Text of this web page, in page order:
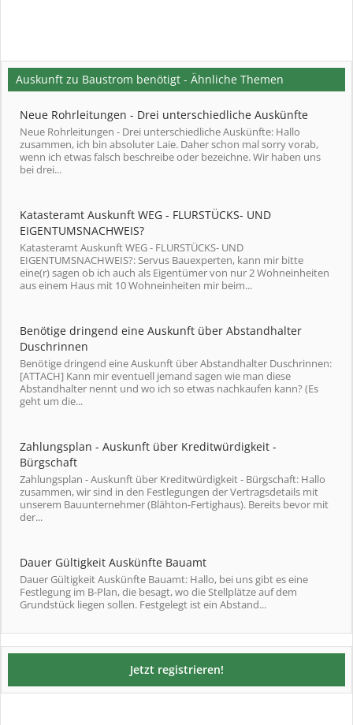
Auskunft zu Baustrom benötigt - Ähnliche Themen
Neue Rohrleitungen - Drei unterschiedliche Auskünfte
Neue Rohrleitungen - Drei unterschiedliche Auskünfte: Hallo
zusammen, ich bin absoluter Laie. Daher schon mal sorry vorab,
wenn ich etwas falsch beschreibe oder bezeichne. Wir haben uns
bei drei...
Katasteramt Auskunft WEG - FLURSTÜCKS- UND
EIGENTUMSNACHWEIS?
Katasteramt Auskunft WEG - FLURSTÜCKS- UND
EIGENTUMSNACHWEIS?: Servus Bauexperten, kann mir bitte
eine(r) sagen ob ich auch als Eigentümer von nur 2 Wohneinheiten
aus einem Haus mit 10 Wohneinheiten mir beim...
Benötige dringend eine Auskunft über Abstandhalter
Duschrinnen
Benötige dringend eine Auskunft über Abstandhalter Duschrinnen:
[ATTACH] Kann mir eventuell jemand sagen wie man diese
Abstandhalter nennt und wo ich so etwas nachkaufen kann? (Es
geht um die...
Zahlungsplan - Auskunft über Kreditwürdigkeit -
Bürgschaft
Zahlungsplan - Auskunft über Kreditwürdigkeit - Bürgschaft: Hallo
zusammen, wir sind in den Festlegungen der Vertragsdetails mit
unserem Bauunternehmer (Blähton-Fertighaus). Bereits bevor mit
der...
Dauer Gültigkeit Auskünfte Bauamt
Dauer Gültigkeit Auskünfte Bauamt: Hallo, bei uns gibt es eine
Festlegung im B-Plan, die besagt, wo die Stellplätze auf dem
Grundstück liegen sollen. Festgelegt ist ein Abstand...
Jetzt registrieren!